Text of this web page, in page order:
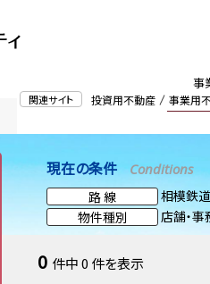
関連サイト 投資用不動産 事業用
事
現在の条件 Conditions
路 線
相模鉄
物件種別
店舗・事
0 件中0 件を表示